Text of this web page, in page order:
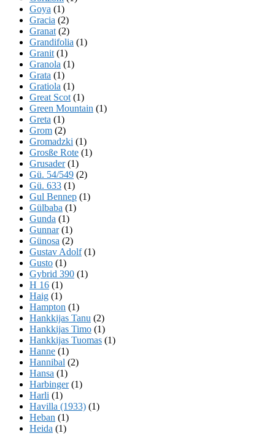
Goya (1)
Gracia (2)
Granat (2)
Grandifolia (1)
Granit (1)
Granola (1)
Grata (1)
Gratiola (1)
Great Scot (1)
Green Mountain (1)
Greta (1)
Grom (2)
Gromadzki (1)
Grosße Rote (1)
Grusader(1)
Gü. 54/549 (2)
Gü. 633 (1)
Gul Bennep (1)
Gülbaba (1)
Gunda (1)
Gunnar(1)
Günosa (2)
Gustav Adolf(1)
Gusto (1)
Gybrid 390 (1)
H 16 (1)
Haig (1)
Hampton (1)
Hankkijas Tanu (2)
Hankkijas Timo (1)
Hankkijas Tuomas (1)
Hanne (1)
Hannibal (2)
Hansa (1)
Harbinger(1)
Harli (1)
Havilla (1933) (1)
Heban (1)
Heida (1)